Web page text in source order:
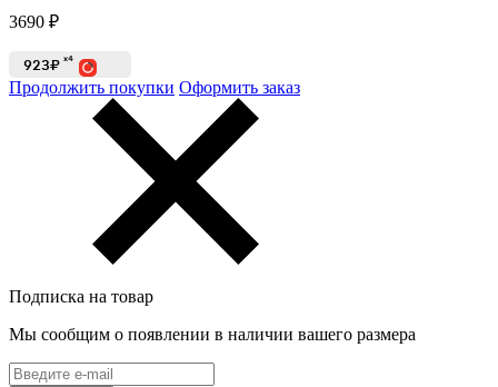
3690 ₽
923₽ x4
Продолжить покупки Оформить заказ
Подписка на товар
Мы сообщим о появлении в наличии вашего размера